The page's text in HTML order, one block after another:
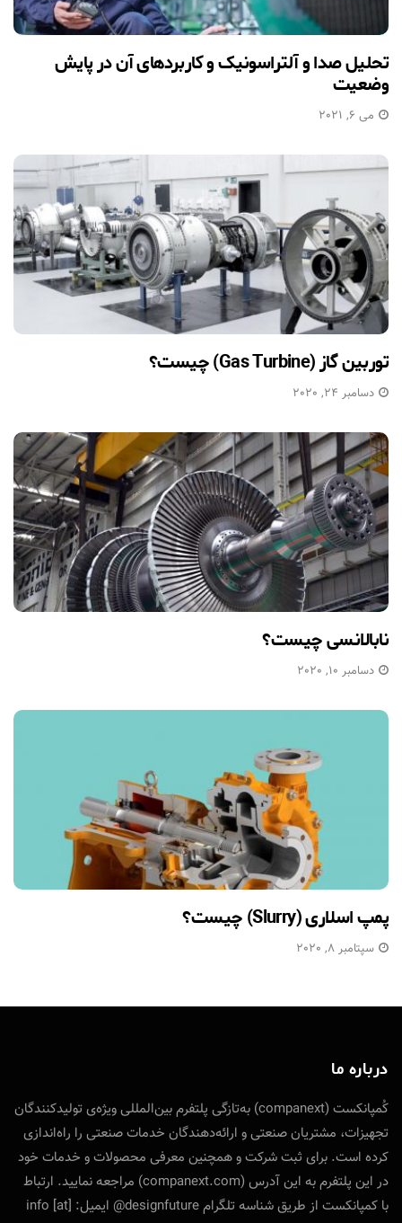
تحلیل صدا و آلتراسونیک و کاربردهای آن در پایش
وضعیت
می 6, 2021
توربین گاز (Gas Turbine) چیست؟
دسامبر 24, 2020
نابالانسی چیست؟
دسامبر 10, 2020
پمپ اسلاری (Slurry) چیست؟
سپتامبر 8, 2020
درباره ما
کُمپانکست (companext) به‌تازگی پلتفرم بین‌المللی ویژه‌ی تولید‌کنندگان
تجهیزات، مشتریان صنعتی و ارائه‌دهندگان خدمات صنعتی را راه‌اندازی
کرده است. برای ثبت شرکت و همچنین معرفی محصولات و خدمات خود
در این پلتفرم به این آدرس (companext.com) مراجعه نمایید. ارتباط
با کمپانکست از طریق شناسه تلگرام designfuture@ ایمیل: info [at]